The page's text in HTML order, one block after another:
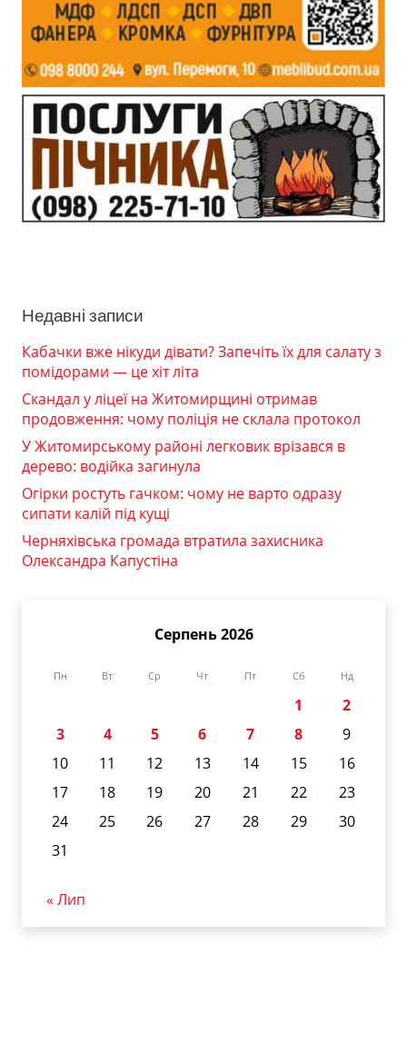
Недавні записи
Кабачки вже нікуди дівати? Запечіть їх для салату з
помідорами — це хіт літа
Скандал у ліцеї на Житомирщині отримав
продовження: чому поліція не склала протокол
У Житомирському районі легковик врізався в
дерево: водійка загинула
Огірки ростуть гачком: чому не варто одразу
сипати калій під кущі
Черняхівська громада втратила захисника
Олександра Капустіна
Серпень 2026
Пн Вт Ср Чт Пт Сб Нд
1
2
3
4 5 6 7 8
9
10
11 12 13 14 15
16
17
18 19 20 21 22
23
24
25 26 27 28 29
30
31
« Лип